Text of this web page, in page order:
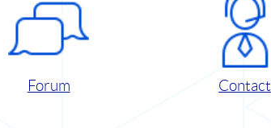
Forum Contact